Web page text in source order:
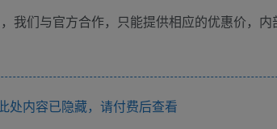
我们与官方合作，只能提供相应的优惠价，
处内容已隐藏，请付费后查看